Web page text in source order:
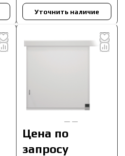
Уточнить наличие
Цена по
запросу